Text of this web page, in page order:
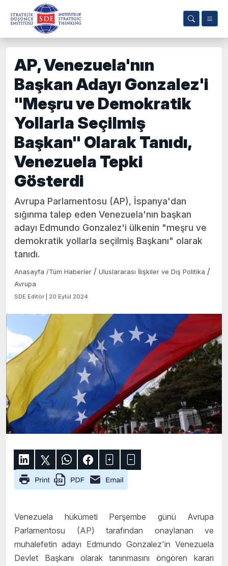
AP, Venezuela'nın
Başkan Adayı Gonzalez'i
"Meşru ve Demokratik
Yollarla Seçilmiş
Başkan" Olarak Tanıdı,
Venezuela Tepki
Gösterdi
Avrupa Parlamentosu (AP), İspanya'dan
sığınma talep eden Venezuela'nın başkan
adayı Edmundo Gonzalez'i ülkenin "meşru ve
demokratik yollarla seçilmiş Başkanı" olarak
tanıdı.
Anasayfa /Tüm Haberler / Uluslararası İlişkiler ve Dış Politika /
Avrupa
SDE Editör | 20 Eylül 2024
Venezuela hükümeti Perşembe günü Avrupa
Parlamentosu (AP) tarafından onaylanan ve
muhalefetin adayı Edmundo Gonzalez'in Venezuela
Devlet Başkanı olarak tanınmasını öngören kararı